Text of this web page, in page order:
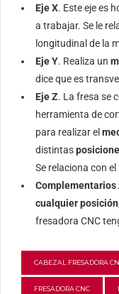
Eje X. Este eje es
a trabajar. Se le
longitudinal de la
Eje Y. Realiza un
dice que es
Eje Z. La fresa se
herramienta de
para realizar el
distintas
Se relaciona con
Complementarios
cualquier posición
fresadora CNC
CABEZAL FRESADORA
FRESADORA CNC